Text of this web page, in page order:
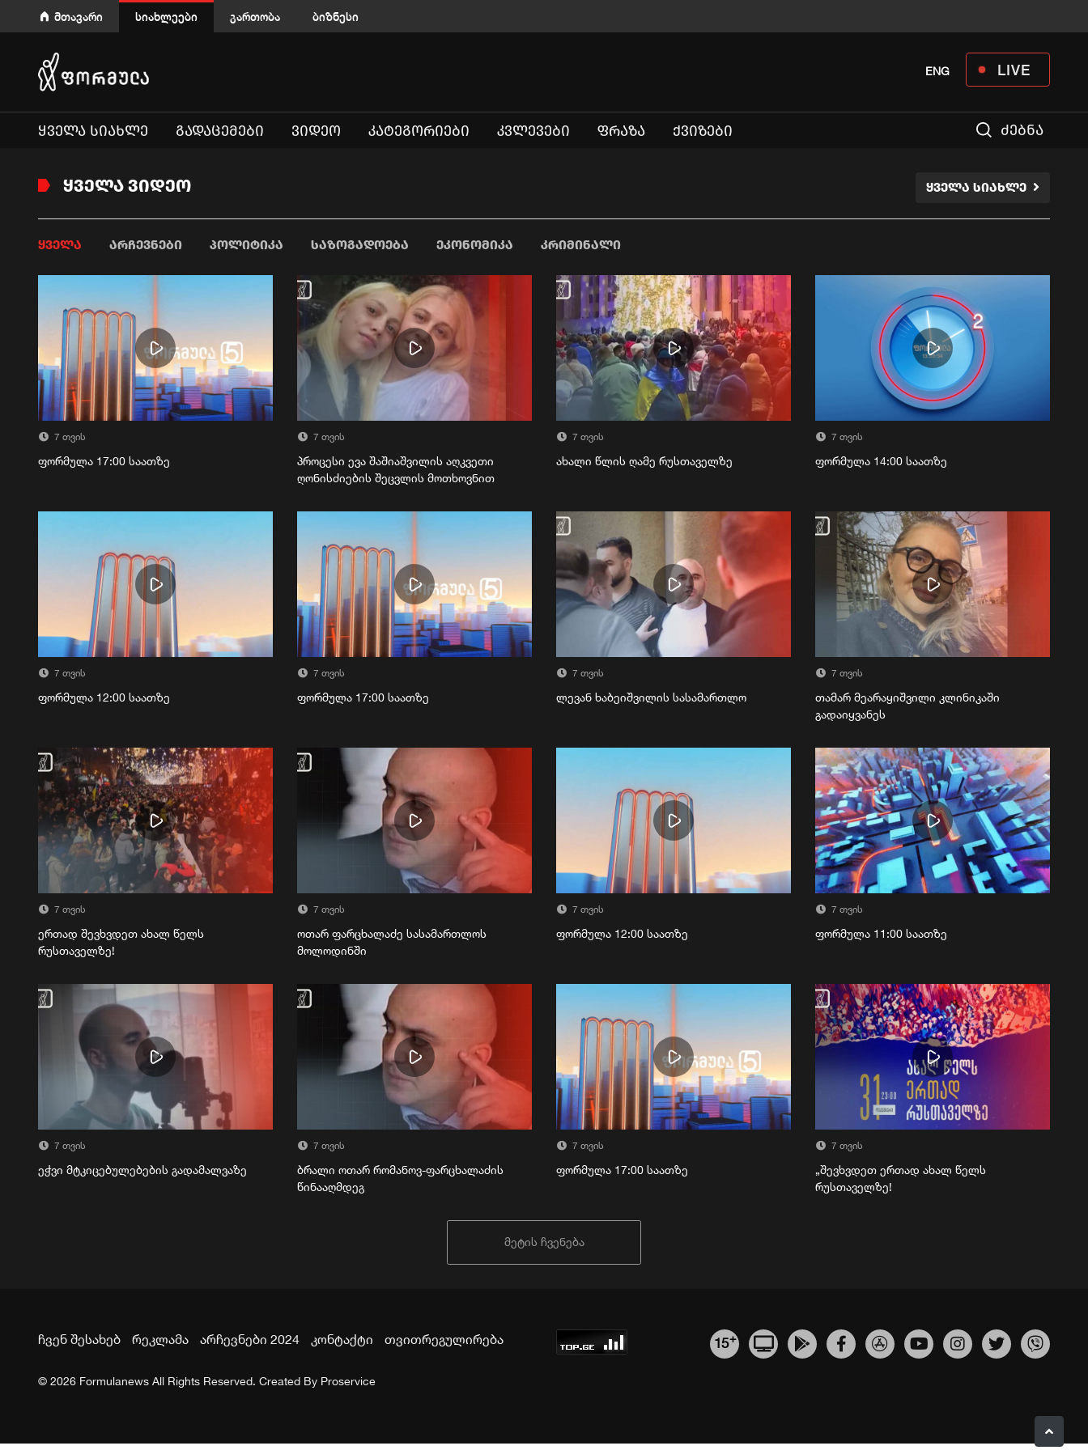
მთავარი სიახლეები გართობა ბიზნესი
LIVE
ENG
ᲧᲕᲔᲚᲐ ᲡᲘᲐᲮᲚᲔ ᲒᲐᲓᲐᲪᲔᲛᲔᲑᲘ ᲕᲘᲓᲔᲝ ᲙᲐᲢᲔᲒᲝᲠᲘᲔᲑᲘ ᲙᲕᲚᲔᲕᲔᲑᲘ ᲤᲠᲐᲖᲐ ᲥᲕᲘᲖᲔᲑᲘ ძებნა
ᲧᲕᲔᲚᲐ ᲕᲘᲓᲔᲝ ᲧᲕᲔᲚᲐ ᲡᲘᲐᲮᲚᲔ
ᲧᲕᲔᲚᲐ ᲐᲠᲩᲔᲕᲜᲔᲑᲘ ᲞᲝᲚᲘᲢᲘᲙᲐ ᲡᲐᲖᲝᲒᲐᲓᲝᲔᲑᲐ ᲔᲙᲝᲜᲝᲛᲘᲙᲐ ᲙᲠᲘᲛᲘᲜᲐᲚᲘ
7 თვის
ფორმულა 17:00 საათზე
7 თვის
პროცესი ევა შაშიაშვილის აღკვეთი
ღონისძიების შეცვლის მოთხოვნით
7 თვის
ახალი წლის ღამე რუსთაველზე
7 თვის
ფორმულა 14:00 საათზე
7 თვის
ფორმულა 12:00 საათზე
7 თვის
ფორმულა 17:00 საათზე
7 თვის
ლევან ხაბეიშვილის სასამართლო
7 თვის
თამარ მეარაყიშვილი კლინიკაში
გადაიყვანეს
7 თვის
ერთად შევხვდეთ ახალ წელს
რუსთაველზე!
7 თვის
ოთარ ფარცხალაძე სასამართლოს
მოლოდინში
7 თვის
ფორმულა 12:00 საათზე
7 თვის
ფორმულა 11:00 საათზე
7 თვის
ეჭვი მტკიცებულებების გადამალვაზე
7 თვის
ბრალი ოთარ რომანოვ-ფარცხალაძის
წინააღმდეგ
7 თვის
ფორმულა 17:00 საათზე
7 თვის
„შევხვდეთ ერთად ახალ წელს
რუსთაველზე!
მეტის ჩვენება
ჩვენ შესახებ რეკლამა არჩევნები 2024 კონტაქტი თვითრეგულირება 15+
© 2026 Formulanews All Rights Reserved. Created By Proservice